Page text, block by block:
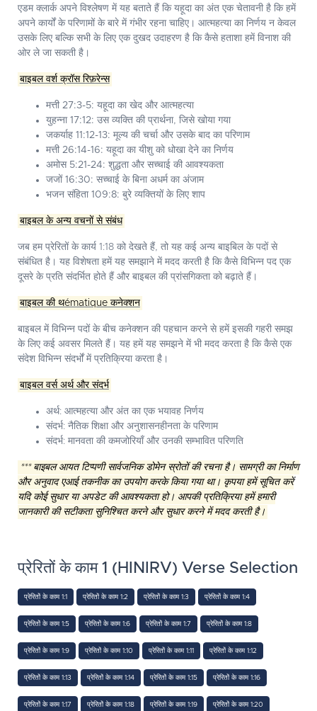
एडम क्लार्क अपने विश्लेषण में यह बताते हैं कि यहूदा का अंत एक चेतावनी है कि हमें
अपने कार्यों के परिणामों के बारे में गंभीर रहना चाहिए। आत्महत्या का निर्णय न केवल
उसके लिए बल्कि सभी के लिए एक दुखद उदाहरण है कि कैसे हताशा हमें विनाश की
ओर ले जा सकती है।
बाइबल वर्श क्रॉस रिफ़रेन्स
मत्ती 27:3-5: यहूदा का खेद और आत्महत्या
युहन्ना 17:12: उस व्यक्ति की प्रार्थना, जिसे खोया गया
जकर्याह 11:12-13: मूल्य की चर्चा और उसके बाद का परिणाम
मत्ती 26:14-16: यहूदा का यीशु को धोखा देने का निर्णय
अमोस 5:21-24: शुद्धता और सच्चाई की आवश्यकता
जजों 16:30: सच्चाई के बिना अधर्म का अंजाम
भजन संहिता 109:8: बुरे व्यक्तियों के लिए शाप
बाइबल के अन्य वचनों से संबंध
जब हम प्रेरितों के कार्य 1:18 को देखते हैं, तो यह कई अन्य बाइबिल के पदों से
संबंधित है। यह विशेषता हमें यह समझाने में मदद करती है कि कैसे विभिन्न पद एक
दूसरे के प्रति संदर्भित होते हैं और बाइबल की प्रांसगिकता को बढ़ाते हैं।
बाइबल की थématique कनेक्शन
बाइबल में विभिन्न पदों के बीच कनेक्शन की पहचान करने से हमें इसकी गहरी समझ
के लिए कई अवसर मिलते हैं। यह हमें यह समझने में भी मदद करता है कि कैसे एक
संदेश विभिन्न संदर्भों में प्रतिक्रिया करता है।
बाइबल वर्स अर्थ और संदर्भ
अर्थ: आत्महत्या और अंत का एक भयावह निर्णय
संदर्भ: नैतिक शिक्षा और अनुशासनहीनता के परिणाम
संदर्भ: मानवता की कमजोरियाँ और उनकी सम्भावित परिणति
*** बाइबल आयत टिप्पणी सार्वजनिक डोमेन स्रोतों की रचना है। सामग्री का निर्माण
और अनुवाद एआई तकनीक का उपयोग करके किया गया था। कृपया हमें सूचित करें
यदि कोई सुधार या अपडेट की आवश्यकता हो। आपकी प्रतिक्रिया हमें हमारी
जानकारी की सटीकता सुनिश्चित करने और सुधार करने में मदद करती है।
प्रेरितों के काम 1 (HINIRV) Verse Selection
प्रेरितों के काम 1:1 प्रेरितों के काम 1:2 प्रेरितों के काम 1:3 प्रेरितों के काम 1:4
प्रेरितों के काम 1:5 प्रेरितों के काम 1:6 प्रेरितों के काम 1:7 प्रेरितों के काम 1:8
प्रेरितों के काम 1:9 प्रेरितों के काम 1:10 प्रेरितों के काम 1:11 प्रेरितों के काम 1:12
प्रेरितों के काम 1:13 प्रेरितों के काम 1:14 प्रेरितों के काम 1:15 प्रेरितों के काम 1:16
प्रेरितों के काम 1:17 प्रेरितों के काम 1:18 प्रेरितों के काम 1:19 प्रेरितों के काम 1:20